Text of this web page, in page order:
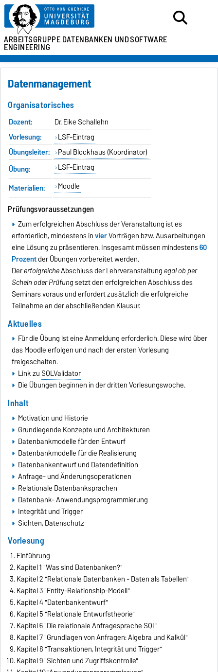
ARBEITSGRUPPEDATENBANKEN UNDSOFTWARE
ENGINEERING
Datenmanagement
Organisatorisches
Dozent:
Dr. Eike Schallehn
Vorlesung:
LSF-Eintrag
Übungsleiter:
Paul Blockhaus (Koordinator)
Übung:
LSF-Eintrag
Materialien:
Moodle
Prüfungsvoraussetzungen
Zum erfolgreichen Abschluss der Veranstaltung ist es
erforderlich, mindestens invierVorträgen bzw. Ausarbeitungen
eine Lösung zu präsentieren. Insgesamt müssen mindestens60
Prozentder Übungen vorbereitet werden.
DererfolgreicheAbschluss der Lehrveranstaltungegal ob per
Schein oder Prüfungsetzt den erfolgreichen Abschluss des
Seminars voraus und erfordert zusätzlich die erfolgreiche
Teilnahme an der abschließenden Klausur.
Aktuelles
Für die Übung ist eine Anmeldung erforderlich. Diese wird über
das Moodle erfolgen und nach der ersten Vorlesung
freigeschalten.
Link zu SQLValidator
Die Übungen beginnen in der dritten Vorlesungswoche.
Inhalt
Motivation und Historie
Grundlegende Konzepte und Architekturen
Datenbankmodelle für den Entwurf
Datenbankmodelle für die Realisierung
Datenbankentwurf und Datendefinition
Anfrage- und Änderungsoperationen
Relationale Datenbanksprachen
Datenbank- Anwendungsprogrammierung
Integrität und Trigger
Sichten, Datenschutz
Vorlesung
Einführung
Kapitel 1 "Was sind Datenbanken?"
Kapitel 2 "Relationale Datenbanken - Daten als Tabellen"
Kapitel 3 "Entity-Relationship-Modell"
Kapitel 4 "Datenbankentwurf"
Kapitel 5 "Relationale Entwurfstheorie"
Kapitel 6 "Die relationale Anfragesprache SQL"
Kapitel 7 "Grundlagen von Anfragen: Algebra und Kalkül"
Kapitel 8 "Transaktionen, Integrität und Trigger"
Kapitel 9 "Sichten und Zugriffskontrolle"